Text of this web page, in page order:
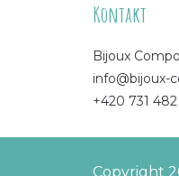
Kontakt
Bijoux
info@bijoux-
+420 731 482
Copyright